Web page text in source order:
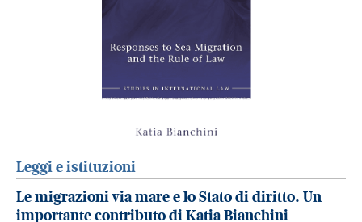
Leggi e istituzioni
Le migrazioni via mare e lo Stato di diritto. Un
importante contributo di Katia Bianchini